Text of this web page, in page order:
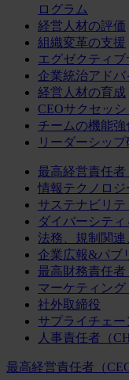
ログラム
経営人材の評価
組織変革の支援
エグゼクティブ
企業統治アドバ
経営人材の育成
CEOサクセッシ
チームの機能強
リーダーシップ
最高経営責任者
情報テクノロジ
サステナビリテ
ダイバーシテ
法務、規制関連
企業広報&パブ
最高財務責任者
マーケティン
社外取締役
サプライチェー
人事責任者（
最高経営責任者（